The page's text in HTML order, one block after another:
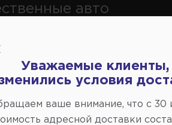
авто
206-206-5
центр:
Уважаемые клиенты,
условия
ваше внимание, что c 30
адресной доставки